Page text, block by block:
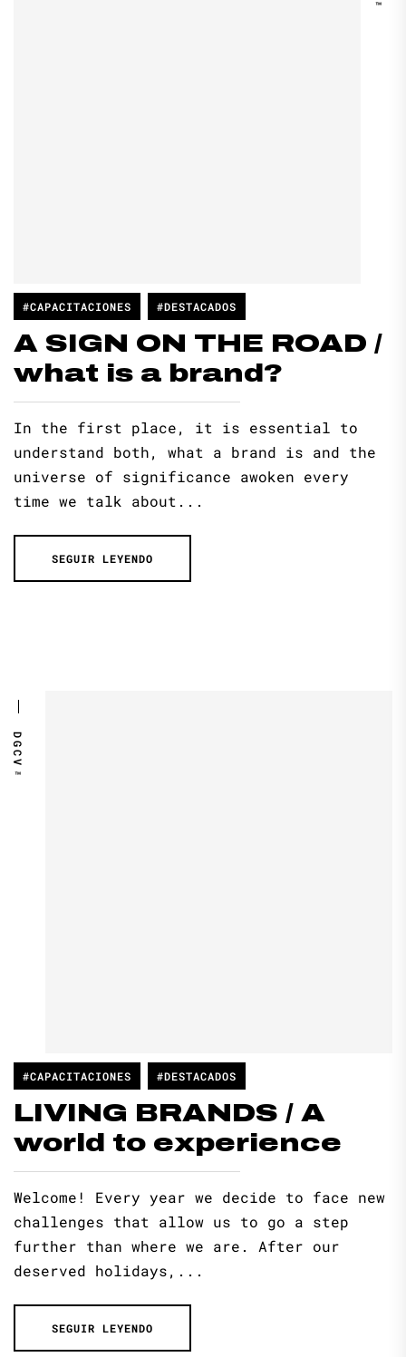
#CAPACITACIONES #DESTACADOS
A SIGN ON THE ROAD /
what is a brand?
In the first place, it is essential to
understand both, what a brand is and the
universe of significance awoken every
time we talk about...
SEGUIR LEYENDO
DGCV™
#CAPACITACIONES #DESTACADOS
LIVING BRANDS / A
world to experience
Welcome! Every year we decide to face new
challenges that allow us to go a step
further than where we are. After our
deserved holidays,...
SEGUIR LEYENDO